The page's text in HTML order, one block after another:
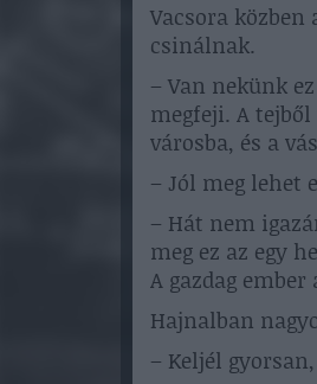
Vacsora
csinálnak.
– Van nekünk
megfeji. A
városba, és a
– Jól meg lehet
– Hát nem
meg ez az egy
A gazdag
Hajnalban
– Keljél